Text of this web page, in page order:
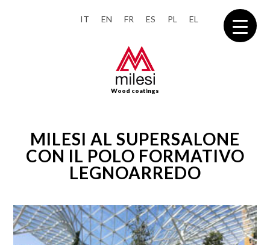
IT EN FR ES PL EL
Wood coatings
MILESI AL SUPERSALONE
CON IL POLO FORMATIVO
LEGNOARREDO